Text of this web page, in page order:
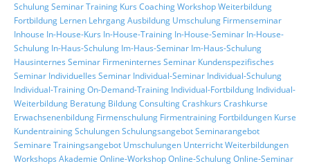
SchulungSeminarTraining Kurs CoachingWorkshopWeiterbildung
Fortbildung Lernen LehrgangAusbildung Umschulung Firmenseminar
Inhouse In-House-Kurs In-House-Training In-House-Seminar In-House-
Schulung In-Haus-Schulung Im-Haus-Seminar Im-Haus-Schulung
Hausinternes Seminar Firmeninternes Seminar Kundenspezifisches
Seminar Individuelles Seminar Individual-Seminar Individual-Schulung
Individual-TrainingOn-Demand-Training Individual-Fortbildung Individual-
Weiterbildung Beratung BildungConsultingCrashkurs Crashkurse
Erwachsenenbildung Firmenschulung Firmentraining Fortbildungen Kurse
KundentrainingSchulungenSchulungsangebotSeminarangebot
Seminare Trainingsangebot Umschulungen UnterrichtWeiterbildungen
Workshops Akademie Online-WorkshopOnline-SchulungOnline-Seminar